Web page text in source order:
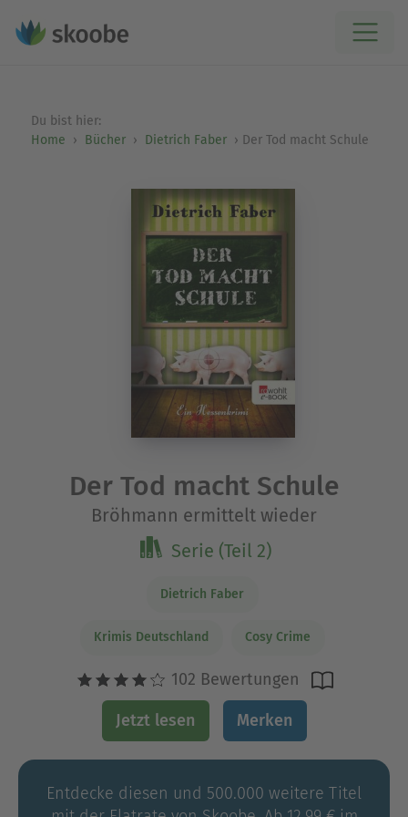
Du bist hier:
Home
Bücher Dietrich Faber Der Tod macht Schule
Der Tod macht Schule
Bröhmann ermittelt wieder
Serie (Teil 2)
Dietrich Faber
Krimis Deutschland Cosy Crime
102 Bewertungen
Jetzt lesen Merken
Entdecke diesen und 500.000 weitere Titel